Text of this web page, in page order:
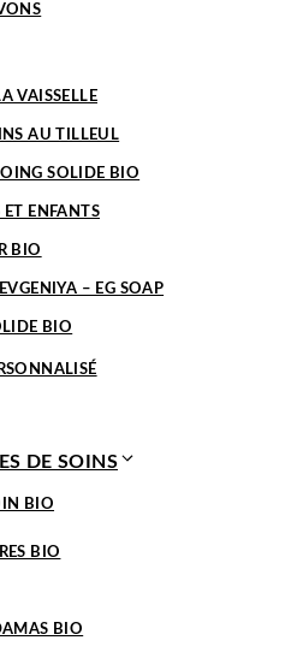
VAISSELLE
AU TILLEUL
SOLIDE BIO
ET ENFANTS
BIO
– EG SOAP
BIO
DE SOINS
BIO
BIO
BIO